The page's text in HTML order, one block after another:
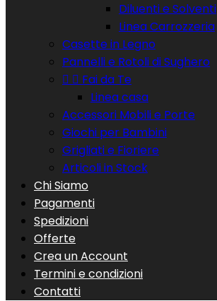
Diluenti e Solventi
Linea Carrozzeria
Casette in Legno
Pannelli e Rotoli di Sughero
  Fai da Te
Linea casa
Accessori Mobili e Porte
Giochi per Bambini
Grigliati e Fioriere
Articoli in Stock
Chi Siamo
Pagamenti
Spedizioni
Offerte
Crea un Account
Termini e condizioni
Contatti